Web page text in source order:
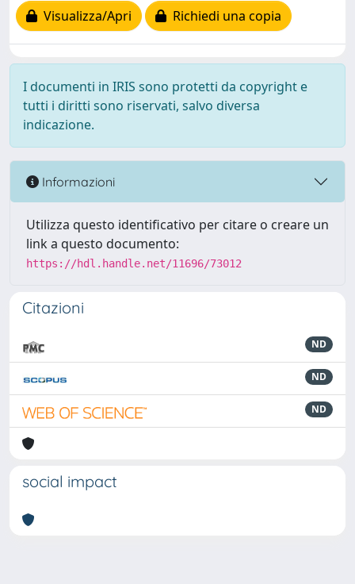
Visualizza/Apri
Richiedi una copia
I documenti in IRIS sono protetti da copyright e
tutti i diritti sono riservati, salvo diversa
indicazione.
Informazioni
Utilizza questo identificativo per citare o creare un
link a questo documento:
https://hdl.handle.net/11696/73012
Citazioni
ND
ND
ND
social impact